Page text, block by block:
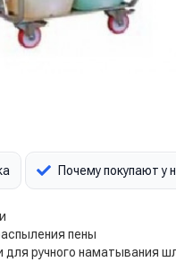
Почему покупают у
пены
ручного наматывания